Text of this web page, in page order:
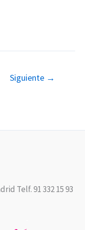
Siguiente →
Telf. 91 332 15 93